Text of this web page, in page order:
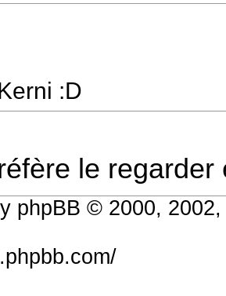
:D
le
phpBB © 2000,